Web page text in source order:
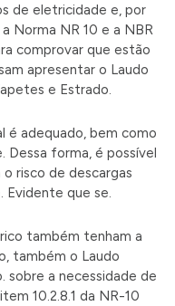
de eletricidade e, por
Norma NR 10 e a NBR
comprovar que estão
apresentar o Laudo
e Estrado.
é adequado, bem como
forma, é possível
risco de descargas
Evidente que se.
também tenham a
também o Laudo
sobre a necessidade de
10.2.8.1 da NR-10